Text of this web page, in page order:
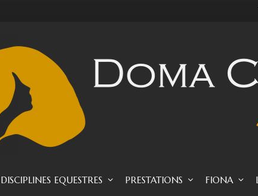
DISCIPLINES EQUESTRES PRESTATIONS FIONA